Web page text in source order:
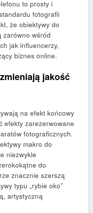
to prosty i
fotografii
że obiektywy do
zarówno wśród
jak influencerzy,
biznes online.
jakość
na efekt końcowy
efekty zarezerwowane
fotograficznych.
makro do
niezwykle
do
znacznie szerszą
typu „rybie oko”
artystyczną